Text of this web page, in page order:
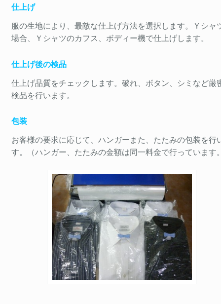
仕上げ
服の生地により、最敵な仕上げ方法を選択します。Ｙシャ
場合、Ｙシャツのカフス、ボディー機で仕上げします。
仕上げ後の検品
仕上げ品質をチェックします。破れ、ボタン、シミなど厳
検品を行います。
包装
お客様の要求に応じて、ハンガーまた、たたみの包装を行
す。（ハンガー、たたみの金額は同一料金で行っています